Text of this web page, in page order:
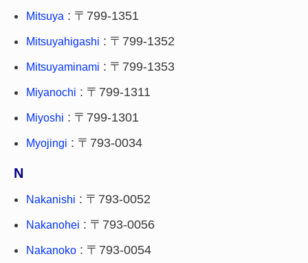
Mitsuya : 〒799-1351
Mitsuyahigashi : 〒799-1352
Mitsuyaminami : 〒799-1353
Miyanochi : 〒799-1311
Miyoshi : 〒799-1301
Myojingi : 〒793-0034
N
Nakanishi : 〒793-0052
Nakanohei : 〒793-0056
Nakanoko : 〒793-0054